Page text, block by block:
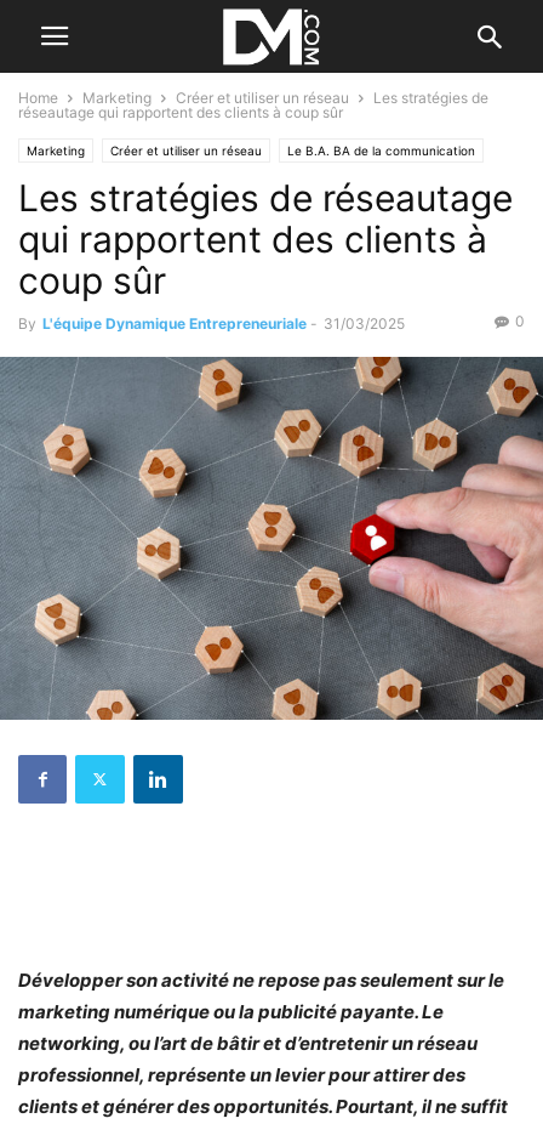
Home Marketing Créer et utiliser un réseau
Les stratégies de
réseautage qui rapportent des clients à coup sûr
Marketing Créer et utiliser un réseau Le B.A. BA de la communication
Le B.A. BA de la stratégie Vente Les débuts de la vente
Les stratégies de réseautage
qui rapportent des clients à
coup sûr
By L'équipe Dynamique Entrepreneuriale - 31/03/2025 0
Développer son activité ne repose pas seulement sur le
marketing numérique ou la publicité payante. Le
networking, ou l’art de bâtir et d’entretenir un réseau
professionnel, représente un levier pour attirer des
clients et générer des opportunités. Pourtant, il ne suffit